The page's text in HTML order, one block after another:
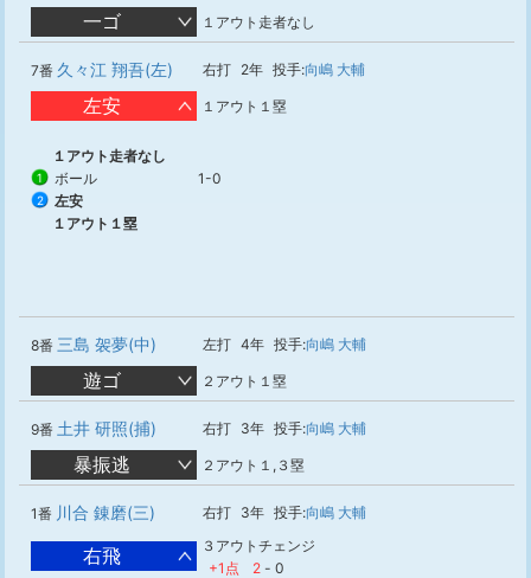
一ゴ １アウト走者なし
7番 久々江 翔吾(左) 右打 2年 投手:向嶋 大輔
左安 １アウト１塁
１アウト走者なし
1 ボール 1-0
2
左安
１アウト１塁
8番 三島 袈夢(中) 左打 4年 投手:向嶋 大輔
遊ゴ ２アウト１塁
9番 土井 研照(捕) 右打 3年 投手:向嶋 大輔
暴振逃 ２アウト１,３塁
1番 川合 錬磨(三) 右打 3年 投手:向嶋 大輔
右飛
３アウトチェンジ
+1点
2 - 0